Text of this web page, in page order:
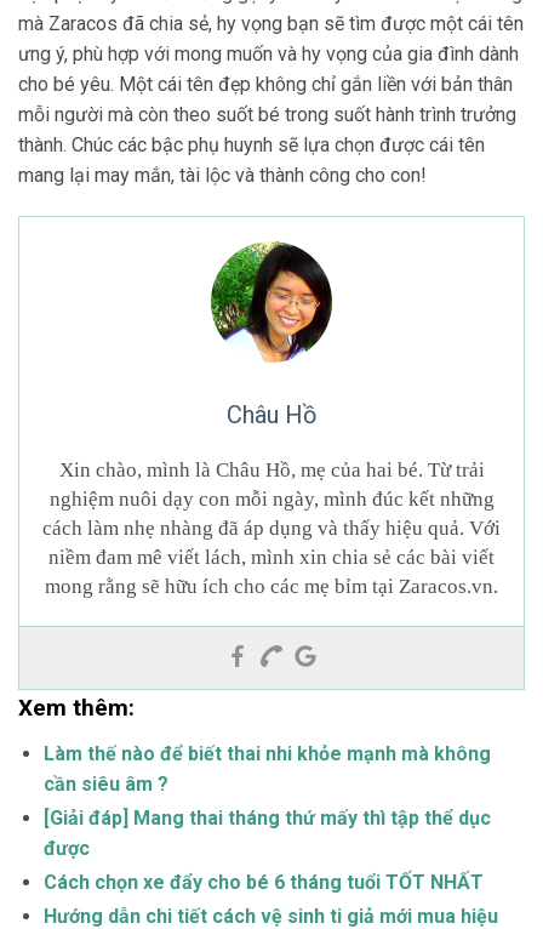
mà Zaracos đã chia sẻ, hy vọng bạn sẽ tìm được một cái tên
ưng ý, phù hợp với mong muốn và hy vọng của gia đình dành
cho bé yêu. Một cái tên đẹp không chỉ gắn liền với bản thân
mỗi người mà còn theo suốt bé trong suốt hành trình trưởng
thành. Chúc các bậc phụ huynh sẽ lựa chọn được cái tên
mang lại may mắn, tài lộc và thành công cho con!
Châu Hồ
Xin chào, mình là Châu Hồ, mẹ của hai bé. Từ trải
nghiệm nuôi dạy con mỗi ngày, mình đúc kết những
cách làm nhẹ nhàng đã áp dụng và thấy hiệu quả. Với
niềm đam mê viết lách, mình xin chia sẻ các bài viết
mong rằng sẽ hữu ích cho các mẹ bỉm tại Zaracos.vn.
Xem thêm:
Làm thế nào để biết thai nhi khỏe mạnh mà không
cần siêu âm ?
[Giải đáp] Mang thai tháng thứ mấy thì tập thể dục
được
Cách chọn xe đẩy cho bé 6 tháng tuổi TỐT NHẤT
Hướng dẫn chi tiết cách vệ sinh ti giả mới mua hiệu